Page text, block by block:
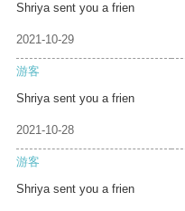
Shriya sent you a frien
2021-10-29
游客
Shriya sent you a frien
2021-10-28
游客
Shriya sent you a frien